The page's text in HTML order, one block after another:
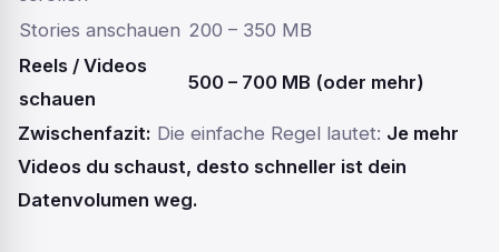
Stories anschauen 200 – 350 MB
Reels / Videos
schauen
500 – 700 MB (oder mehr)
Zwischenfazit: Die einfache Regel lautet: Je mehr
Videos du schaust, desto schneller ist dein
Datenvolumen weg.